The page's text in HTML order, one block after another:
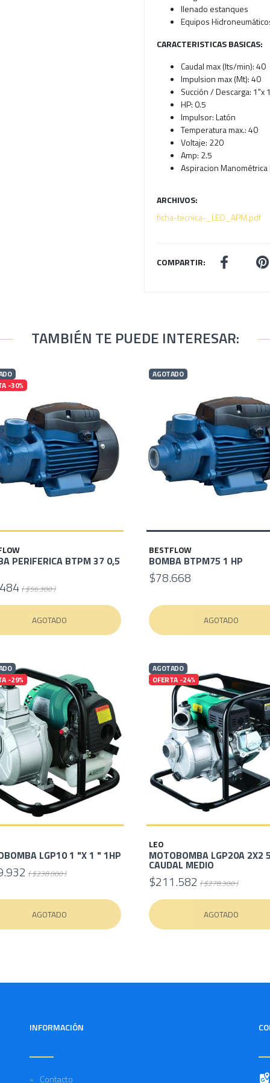
llenado estanques
Equipos
CARACTERISTICAS BASICAS:
Caudal max (lts/min): 40
Impulsion max (Mt): 40
Succión / Descarga: 1"x
HP: 0.5
Impulsor: Latón
Temperatura max.: 40
Voltaje: 220
Amp: 2.5
Aspiracion Manométrica
ARCHIVOS:
ficha-tecnica-_LEO_APM.pdf
COMPARTIR:
TAMBIÉN TE PUEDE INTERESAR:
-30%
PERIFERICA BTPM 37 0,5
( $56.300 )
AGOTADO
AGOTADO
BESTFLOW
BOMBA BTPM75 1 HP
$78.668
AGOTADO
-29%
LGP10 1 "X 1 " 1HP
( $238.000 )
AGOTADO
AGOTADO
OFERTA -24%
LEO
MOTOBOMBA LGP20A 2X2
CAUDAL MEDIO
$211.582 ( $278.300 )
AGOTADO
INFORMACIÓN
Contacto